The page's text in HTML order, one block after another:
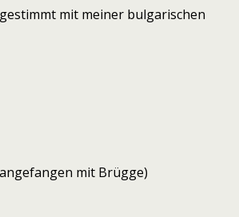
mit meiner bulgarischen
mit Brügge)